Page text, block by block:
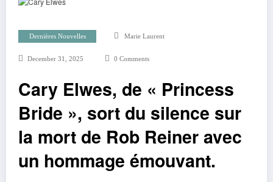
Dernières Nouvelles Marie Laurent
December 31, 2025 0 Comments
Cary Elwes, de « Princess
Bride », sort du silence sur
la mort de Rob Reiner avec
un hommage émouvant.